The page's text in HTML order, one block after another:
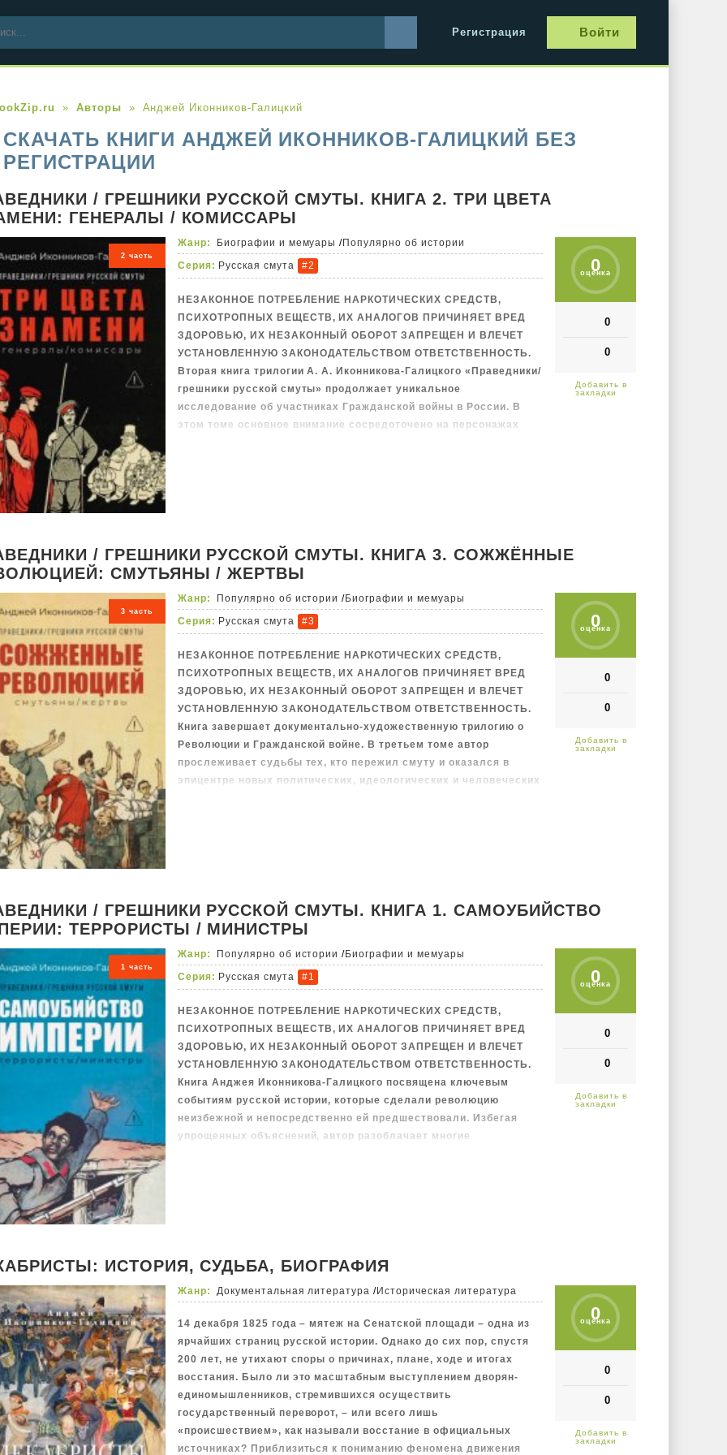
Регистрация Войти
Авторы Анджей Иконников-Галицкий
СКАЧАТЬ КНИГИ АНДЖЕЙ ИКОННИКОВ-ГАЛИЦКИЙ БЕЗ
РЕГИСТРАЦИИ
/ ГРЕШНИКИ РУССКОЙ СМУТЫ. КНИГА 2. ТРИ ЦВЕТА
ГЕНЕРАЛЫ / КОМИССАРЫ
2 часть 0
оценка
0
0
Жанр: Биографии и мемуары /Популярно об истории
Серия: Русская смута #2
НЕЗАКОННОЕ ПОТРЕБЛЕНИЕ НАРКОТИЧЕСКИХ СРЕДСТВ,
ПСИХОТРОПНЫХ ВЕЩЕСТВ, ИХ АНАЛОГОВ ПРИЧИНЯЕТ ВРЕД
ЗДОРОВЬЮ, ИХ НЕЗАКОННЫЙ ОБОРОТ ЗАПРЕЩЕН И ВЛЕЧЕТ
УСТАНОВЛЕННУЮ ЗАКОНОДАТЕЛЬСТВОМ ОТВЕТСТВЕННОСТЬ.
Вторая книга трилогии А. А. Иконникова-Галицкого «Праведники/
грешники русской смуты» продолжает уникальное
исследование об участниках Гражданской войны в России. В
этом томе основное внимание сосредоточено на персонажах
/ ГРЕШНИКИ РУССКОЙ СМУТЫ. КНИГА 3. СОЖЖЁННЫЕ
CМУТЬЯНЫ / ЖЕРТВЫ
3 часть 0
оценка
0
0
Жанр: Популярно об истории /Биографии и мемуары
Серия: Русская смута #3
НЕЗАКОННОЕ ПОТРЕБЛЕНИЕ НАРКОТИЧЕСКИХ СРЕДСТВ,
ПСИХОТРОПНЫХ ВЕЩЕСТВ, ИХ АНАЛОГОВ ПРИЧИНЯЕТ ВРЕД
ЗДОРОВЬЮ, ИХ НЕЗАКОННЫЙ ОБОРОТ ЗАПРЕЩЕН И ВЛЕЧЕТ
УСТАНОВЛЕННУЮ ЗАКОНОДАТЕЛЬСТВОМ ОТВЕТСТВЕННОСТЬ.
Книга завершает документально-художественную трилогию о
Революции и Гражданской войне. В третьем томе автор
прослеживает судьбы тех, кто пережил смуту и оказался в
эпицентре новых политических, идеологических и человеческих
/ ГРЕШНИКИ РУССКОЙ СМУТЫ. КНИГА 1. САМОУБИЙСТВО
ТЕРРОРИСТЫ / МИНИСТРЫ
1 часть 0
оценка
0
0
Жанр: Популярно об истории /Биографии и мемуары
Серия: Русская смута #1
НЕЗАКОННОЕ ПОТРЕБЛЕНИЕ НАРКОТИЧЕСКИХ СРЕДСТВ,
ПСИХОТРОПНЫХ ВЕЩЕСТВ, ИХ АНАЛОГОВ ПРИЧИНЯЕТ ВРЕД
ЗДОРОВЬЮ, ИХ НЕЗАКОННЫЙ ОБОРОТ ЗАПРЕЩЕН И ВЛЕЧЕТ
УСТАНОВЛЕННУЮ ЗАКОНОДАТЕЛЬСТВОМ ОТВЕТСТВЕННОСТЬ.
Книга Анджея Иконникова-Галицкого посвящена ключевым
событиям русской истории, которые сделали революцию
неизбежной и непосредственно ей предшествовали. Избегая
упрощенных объяснений, автор разоблачает многие
со своими слабостями, страстями, корыстными интересами и
ИСТОРИЯ, СУДЬБА, БИОГРАФИЯ
0
оценка
0
0
Жанр: Документальная литература /Историческая литература
14 декабря 1825 года – мятеж на Сенатской площади – одна из
ярчайших страниц русской истории. Однако до сих пор, спустя
200 лет, не утихают споры о причинах, плане, ходе и итогах
восстания. Было ли это масштабным выступлением дворян-
единомышленников, стремившихся осуществить
государственный переворот, – или всего лишь
«происшествием», как называли восстание в официальных
источниках? Приблизиться к пониманию феномена движения